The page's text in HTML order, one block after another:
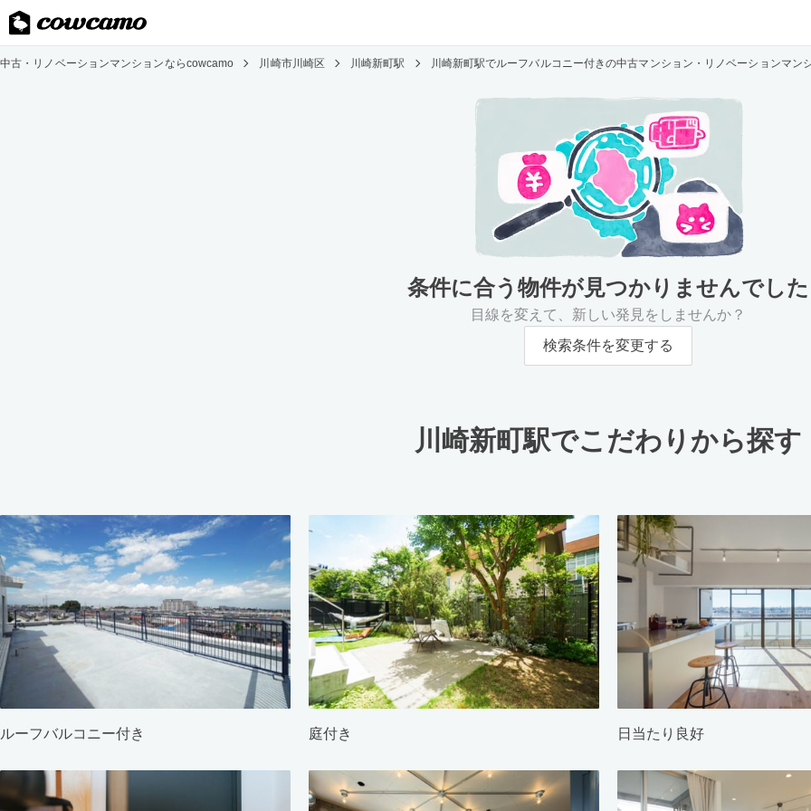
中古・リノベーションマンションならcowcamo 川崎市川崎区 川崎新町駅 川崎新町駅でルーフバルコニー付きの中古マンション・リノベーションマン
条件に合う物件が見つかりませんでした
目線を変えて、新しい発見をしませんか？
検索条件を変更する
川崎新町駅でこだわりから探す
ルーフバルコニー付き 庭付き 日当たり良好